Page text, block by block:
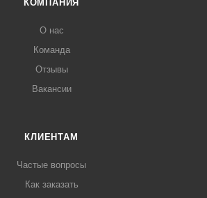
КОМПАНИЯ
О нас
Команда
Отзывы
Вакансии
КЛИЕНТАМ
Частые вопросы
Как заказать